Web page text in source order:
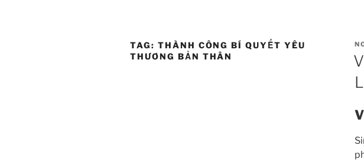
TAG: THÀNH CÔNG BÍ QUYẾT YÊU
THƯƠNG BẢN THÂN
ON